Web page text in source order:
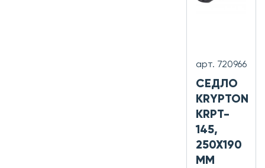
арт. 720966
СЕДЛО
KRYPTON
KRPT-
145,
250X190
ММ